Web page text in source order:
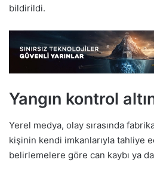
bildirildi.
Yangın kontrol
Yerel medya, olay sırasında
kişinin kendi imkanlarıyla tahliye
belirlemelere göre can kaybı ya